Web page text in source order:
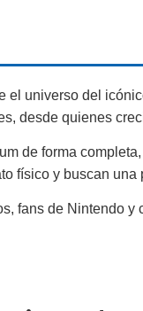
el universo del
desde quienes
de forma
físico y buscan
fans de Nintendo